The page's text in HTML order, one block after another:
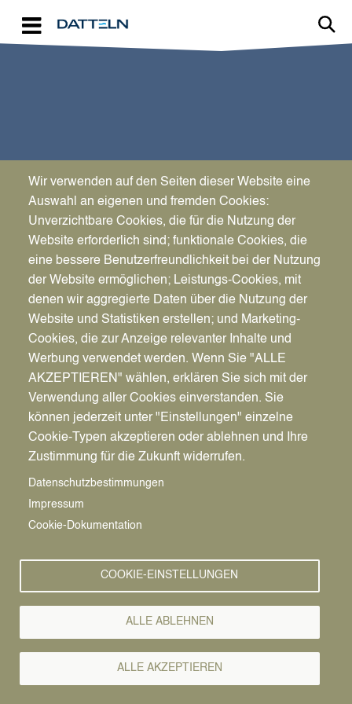
SPORT & KULTUR
Dabei sein ist alles
Pfadnavigation
Stadt | Rathaus | Familie Unsere Stadt Vereine
Vereine
BSG Meckinghoven von 1776 e.V.
Wir sind die Bürgerschützengilde Meckinghoven, die sich
der Pflege des Brauchtums, aber auch dem Schießsport im
Dattelner Süden von Datteln verschrieben hat.
Wir verwenden auf den Seiten dieser Website eine
Auswahl an eigenen und fremden Cookies:
Unverzichtbare Cookies, die für die Nutzung der
Website erforderlich sind; funktionale Cookies, die
eine bessere Benutzerfreundlichkeit bei der Nutzung
der Website ermöglichen; Leistungs-Cookies, mit
denen wir aggregierte Daten über die Nutzung der
Website und Statistiken erstellen; und Marketing-
Cookies, die zur Anzeige relevanter Inhalte und
Werbung verwendet werden. Wenn Sie "ALLE
AKZEPTIEREN" wählen, erklären Sie sich mit der
Verwendung aller Cookies einverstanden. Sie
können jederzeit unter "Einstellungen" einzelne
Cookie-Typen akzeptieren oder ablehnen und Ihre
Zustimmung für die Zukunft widerrufen.
Datenschutzbestimmungen
Impressum
Cookie-Dokumentation
COOKIE-EINSTELLUNGEN
ALLE ABLEHNEN
ALLE AKZEPTIEREN